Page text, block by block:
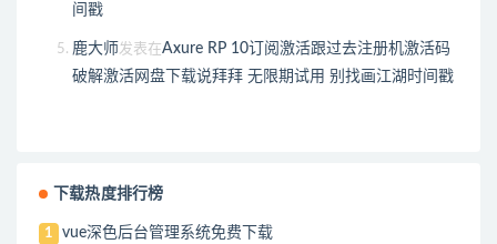
间戳
鹿大师发表在Axure RP 10订阅激活跟过去注册机激活码
破解激活网盘下载说拜拜 无限期试用 别找画江湖时间戳
下载热度排行榜
1 vue深色后台管理系统免费下载